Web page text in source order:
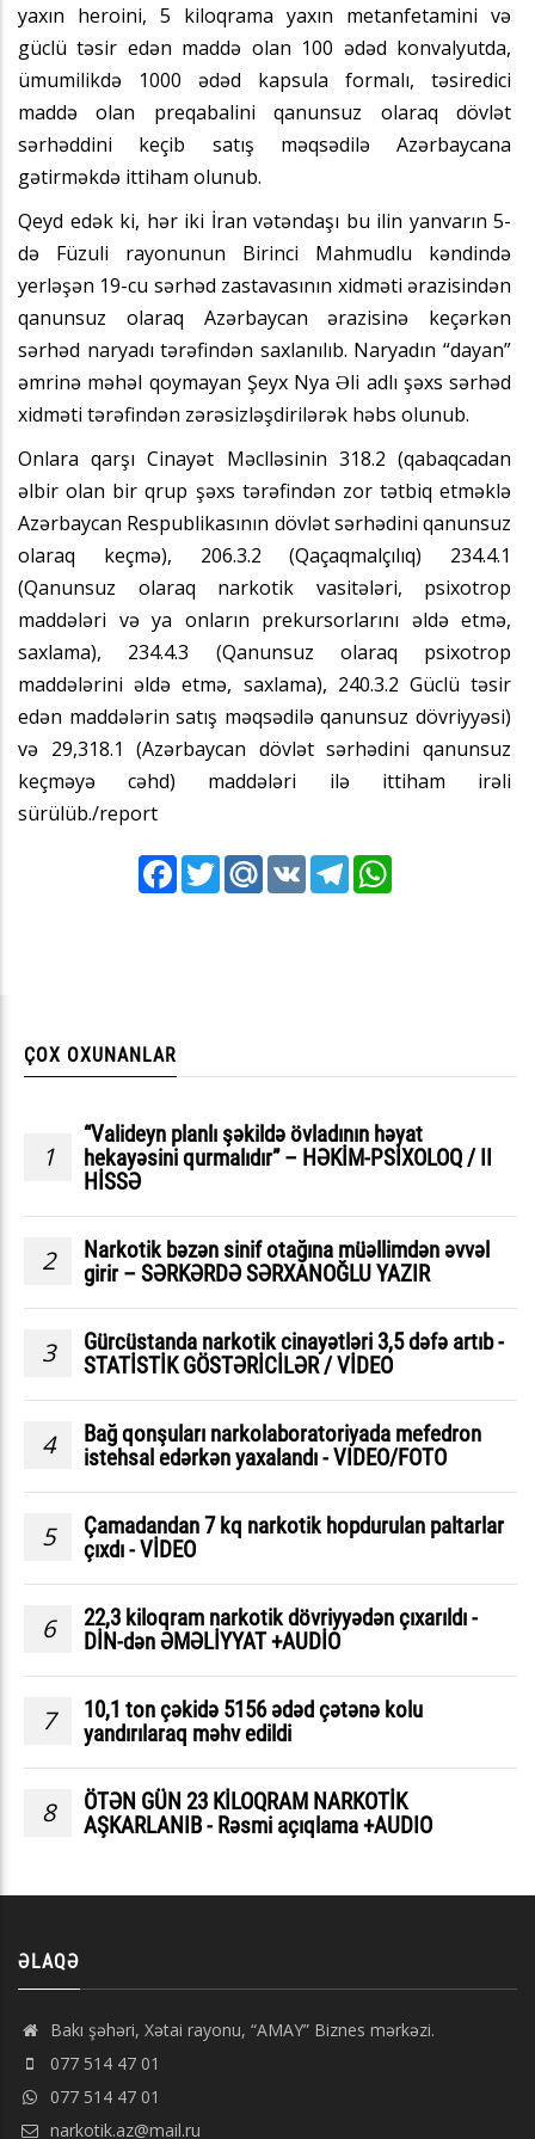
yaxın heroini, 5 kiloqrama yaxın metanfetamini və
güclü təsir edən maddə olan 100 ədəd konvalyutda,
ümumilikdə 1000 ədəd kapsula formalı, təsiredici
maddə olan preqabalini qanunsuz olaraq dövlət
sərhəddini keçib satış məqsədilə Azərbaycana
gətirməkdə ittiham olunub.
Qeyd edək ki, hər iki İran vətəndaşı bu ilin yanvarın 5-
də Füzuli rayonunun Birinci Mahmudlu kəndində
yerləşən 19-cu sərhəd zastavasının xidməti ərazisindən
qanunsuz olaraq Azərbaycan ərazisinə keçərkən
sərhəd naryadı tərəfindən saxlanılıb. Naryadın “dayan”
əmrinə məhəl qoymayan Şeyx Nya Əli adlı şəxs sərhəd
xidməti tərəfindən zərəsizləşdirilərək həbs olunub.
Onlara qarşı Cinayət Məclləsinin 318.2 (qabaqcadan
əlbir olan bir qrup şəxs tərəfindən zor tətbiq etməklə
Azərbaycan Respublikasının dövlət sərhədini qanunsuz
olaraq keçmə), 206.3.2 (Qaçaqmalçılıq) 234.4.1
(Qanunsuz olaraq narkotik vasitələri, psixotrop
maddələri və ya onların prekursorlarını əldə etmə,
saxlama), 234.4.3 (Qanunsuz olaraq psixotrop
maddələrini əldə etmə, saxlama), 240.3.2 Güclü təsir
edən maddələrin satış məqsədilə qanunsuz dövriyyəsi)
və 29,318.1 (Azərbaycan dövlət sərhədini qanunsuz
keçməyə cəhd) maddələri ilə ittiham irəli
sürülüb./report
FacebookTwitterMail.RuVK Telegram
ÇOX OXUNANLAR
1
“Valideyn planlı şəkildə övladının həyat
hekayəsini qurmalıdır” – HƏKİM-PSİXOLOQ / II
HİSSƏ
2
Narkotik bəzən sinif otağına müəllimdən əvvəl
girir – SƏRKƏRDƏ SƏRXANOĞLU YAZIR
3
Gürcüstanda narkotik cinayətləri 3,5 dəfə artıb -
STATİSTİK GÖSTƏRİCİLƏR / VİDEO
4
Bağ qonşuları narkolaboratoriyada mefedron
istehsal edərkən yaxalandı - VIDEO/FOTO
5
Çamadandan 7 kq narkotik hopdurulan paltarlar
çıxdı - VİDEO
6
22,3 kiloqram narkotik dövriyyədən çıxarıldı -
DİN-dən ƏMƏLİYYAT +AUDİO
7
10,1 ton çəkidə 5156 ədəd çətənə kolu
yandırılaraq məhv edildi
8
ÖTƏN GÜN 23 KİLOQRAM NARKOTİK
AŞKARLANIB - Rəsmi açıqlama +AUDIO
ƏLAQƏ
Bakı şəhəri, Xətai rayonu, “AMAY” Biznes mərkəzi.
077 514 47 01
077 514 47 01
narkotik.az@mail.ru